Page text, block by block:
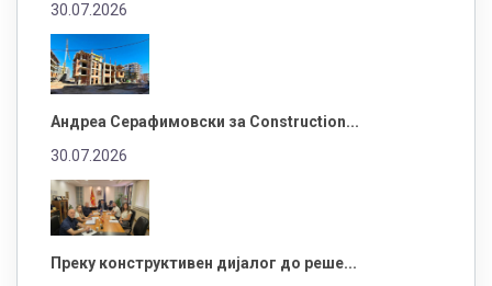
30.07.2026
Андреа Серафимовски за Construction...
30.07.2026
Преку конструктивен дијалог до реше...